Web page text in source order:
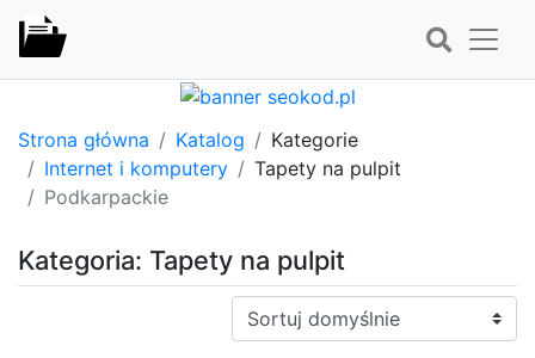
Strona główna Katalog
Kategorie
Internet i komputery
Tapety na pulpit
Podkarpackie
Kategoria: Tapety na pulpit
Sortuj: